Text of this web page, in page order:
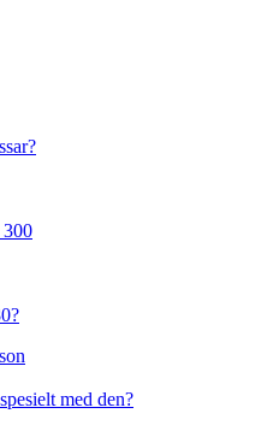
med den?